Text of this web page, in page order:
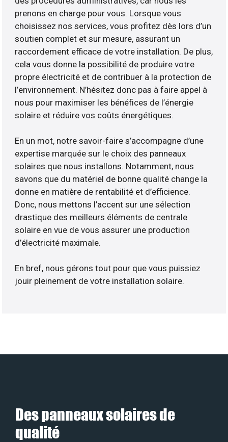
prenons en charge pour vous. Lorsque vous
choisissez nos services, vous profitez dès lors d’un
soutien complet et sur mesure, assurant un
raccordement efficace de votre installation. De plus,
cela vous donne la possibilité de produire votre
propre électricité et de contribuer à la protection de
l’environnement. N’hésitez donc pas à faire appel à
nous pour maximiser les bénéfices de l’énergie
solaire et réduire vos coûts énergétiques.
En un mot, notre savoir-faire s’accompagne d’une
expertise marquée sur le choix des panneaux
solaires que nous installons. Notamment, nous
savons que du matériel de bonne qualité change la
donne en matière de rentabilité et d’efficience.
Donc, nous mettons l’accent sur une sélection
drastique des meilleurs éléments de centrale
solaire en vue de vous assurer une production
d’électricité maximale.
En bref, nous gérons tout pour que vous puissiez
jouir pleinement de votre installation solaire.
Des panneaux solaires de
qualité